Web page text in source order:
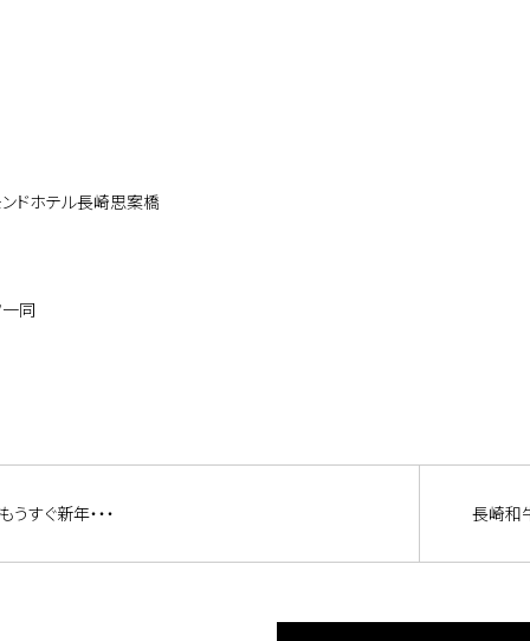
ンドホテル長崎思案橋
一同
うすぐ新年・・・ 長崎和